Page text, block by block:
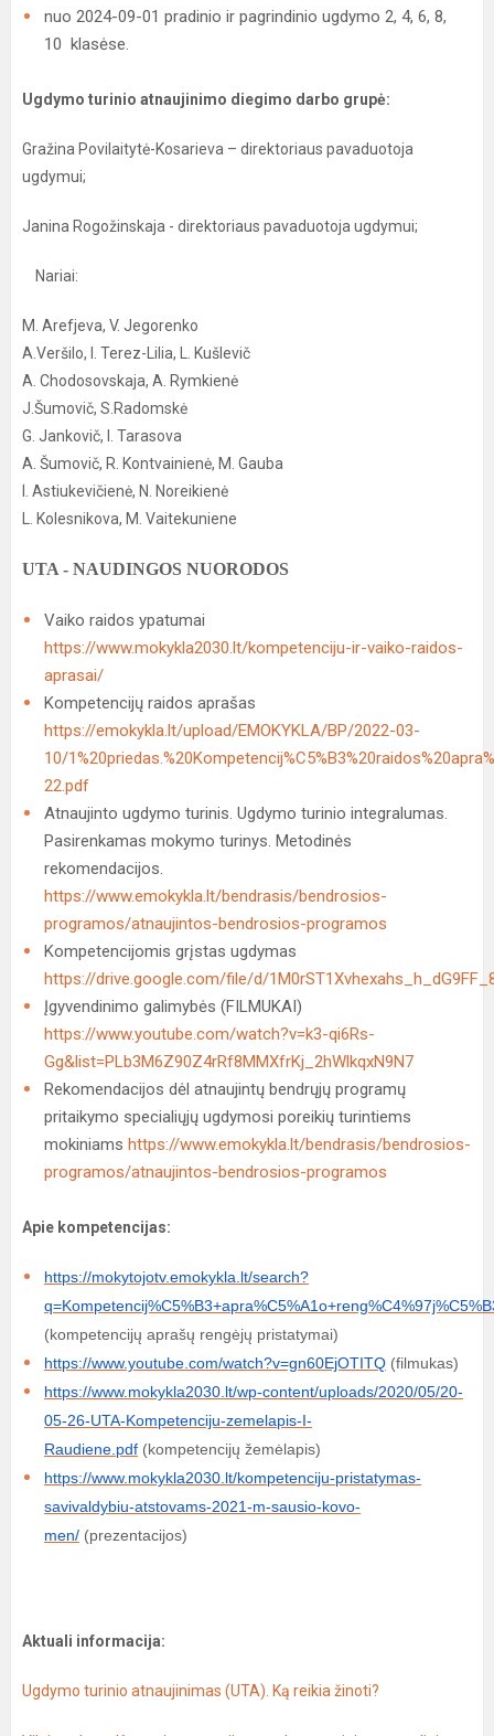
nuo 2024-09-01 pradinio ir pagrindinio ugdymo 2, 4, 6, 8,
10 klasėse.
Ugdymo turinio atnaujinimo diegimo darbo grupė:
Gražina Povilaitytė-Kosarieva – direktoriaus pavaduotoja
ugdymui;
Janina Rogožinskaja - direktoriaus pavaduotoja ugdymui;
Nariai:
M. Arefjeva, V. Jegorenko
A.Veršilo, I. Terez-Lilia, L. Kušlevič
A. Chodosovskaja, A. Rymkienė
J.Šumovič, S.Radomskė
G. Jankovič, I. Tarasova
A. Šumovič, R. Kontvainienė, M. Gauba
I. Astiukevičienė, N. Noreikienė
L. Kolesnikova, M. Vaitekuniene
UTA - NAUDINGOS NUORODOS
Vaiko raidos ypatumai
https://www.mokykla2030.lt/kompetenciju-ir-vaiko-raidos-
aprasai/
Kompetencijų raidos aprašas
https://emokykla.lt/upload/EMOKYKLA/BP/2022-03-
10/
22.pdf
Atnaujinto ugdymo turinis. Ugdymo turinio integralumas.
Pasirenkamas mokymo turinys. Metodinės
rekomendacijos.
https://www.emokykla.lt/bendrasis/bendrosios-
programos/atnaujintos-bendrosios-programos
Kompetencijomis grįstas ugdymas
https://drive.google.com/file/d/
Įgyvendinimo galimybės (FILMUKAI)
https://www.youtube.com/watch?v=k3-qi6Rs-
Gg&list=PLb3M6Z90Z4rRf8MMXfrKj_2hWlkqxN9N7
Rekomendacijos dėl atnaujintų bendrųjų programų
pritaikymo specialiųjų ugdymosi poreikių turintiems
mokiniams https://www.emokykla.lt/bendrasis/bendrosios-
programos/atnaujintos-bendrosios-programos
Apie kompetencijas:
https://mokytojotv.emokykla.lt/search?
(kompetencijų aprašų rengėjų pristatymai)
https://www.youtube.com/watch?v=gn60EjOTITQ (filmukas)
https://www.mokykla2030.lt/wp-content/uploads/2020/05/20-
05-26-UTA-Kompetenciju-zemelapis-I-
Raudiene.pdf (kompetencijų žemėlapis)
https://www.mokykla2030.lt/kompetenciju-pristatymas-
savivaldybiu-atstovams-2021-m-sausio-kovo-
men/ (prezentacijos)
Aktuali informacija:
Ugdymo turinio atnaujinimas (UTA). Ką reikia žinoti?